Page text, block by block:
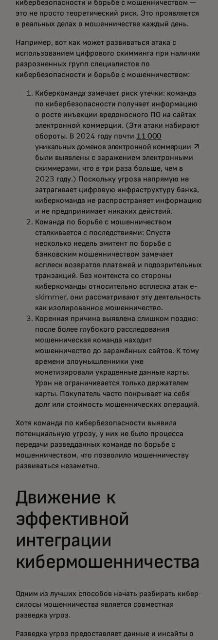
кибербезопасности и борьбе с мошенничеством —
это не просто теоретический риск. Это проявляется
в реальных делах о мошенничестве каждый день.
Например, вот как может развиваться атака с
использованием цифрового скимминга при наличии
разрозненных групп специалистов по
кибербезопасности и борьбе с мошенничеством:
Киберкоманда замечает риск утечки: команда
по кибербезопасности получает информацию
о росте инъекции вредоносного ПО на сайтах
электронной коммерции. (Эти атаки набирают
обороты. В 2024 году почти 11 000
уникальных доменов электронной коммерцииopens
были выявлены с заражением электронными
скиммерами, что в три раза больше, чем в
2023 году.) Поскольку угроза напрямую не
затрагивает цифровую инфраструктуру банка,
киберкоманда не распространяет информацию
и не предпринимает никаких действий.
Команда по борьбе с мошенничеством
сталкивается с последствиями: Спустя
несколько недель эмитент по борьбе с
банковским мошенничеством замечает
всплеск возвратов платежей и подозрительных
транзакций. Без контекста со стороны
киберкоманды относительно всплеска атак e-
skimmer, они рассматривают эту деятельность
как изолированное мошенничество.
Коренная причина выявлена слишком поздно:
после более глубокого расследования
мошенническая команда находит
мошенничество до заражённых сайтов. К тому
времени злоумышленники уже
монетизировали украденные данные карты.
Урон не ограничивается только держателем
карты. Покупатель часто покрывает на себя
долг или стоимость мошеннических операций.
Хотя команда по кибербезопасности выявила
потенциальную угрозу, у них не было процесса
передачи разведданных команде по борьбе с
мошенничеством, что позволило мошенничеству
развиваться незаметно.
Движение к
эффективной
интеграции
кибермошенничества
Одним из лучших способов начать разбирать кибер-
силосы мошенничества является совместная
разведка угроз.
Разведка угроз предоставляет данные и инсайты о